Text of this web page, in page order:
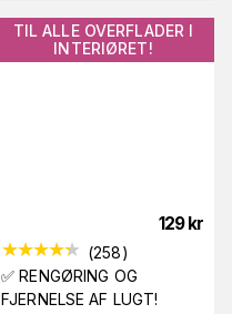
TIL ALLE OVERFLADER I
INTERIØRET!
129 kr
(258)
✅ RENGØRING OG
FJERNELSE AF LUGT!